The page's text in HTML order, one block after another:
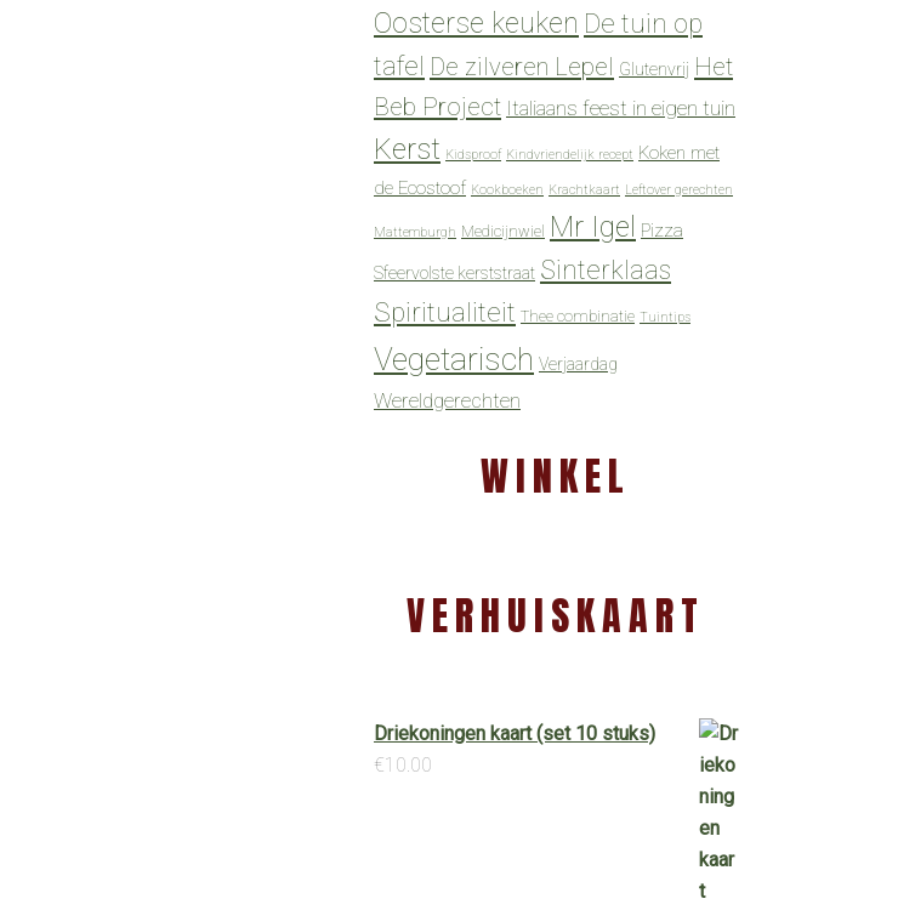
Oosterse keuken De tuin op
tafel De zilveren Lepel Glutenvrij Het
Beb Project Italiaans feest in eigen tuin
Kerst Kidsproof Kindvriendelijk recept Koken met
de Ecostoof Kookboeken Krachtkaart Leftover gerechten
Mattemburgh Medicijnwiel Mr Igel Pizza
Sfeervolste kerststraat Sinterklaas
Spiritualiteit Thee combinatie Tuintips
Vegetarisch Verjaardag
Wereldgerechten
WINKEL
VERHUISKAART
Driekoningen kaart (set 10 stuks)
€10.00